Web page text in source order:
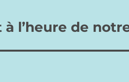
l’heure de